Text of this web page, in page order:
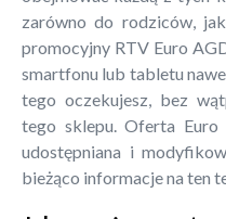
zarówno do rodziców,
promocyjny RTV Euro
smartfonu lub tabletu
tego oczekujesz, bez
tego sklepu. Oferta
udostępniana i
bieżąco informacje na ten